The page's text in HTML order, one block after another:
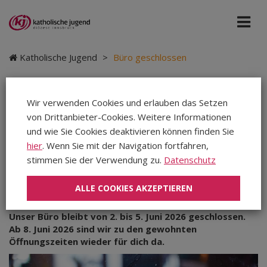
Katholische Jugend > Büro geschlossen
Büro geschlossen
Donnerstag, 28.05.2026 | Katholische Jugend | Teilen
Unser Büro bleibt von 2. bis 5. Juni 2026 geschlossen.
Ab 8. Juni 2026 sind wir zu den gewohnten
Öffnungszeiten wieder für dich da.
Wir verwenden Cookies und erlauben das Setzen
von Drittanbieter-Cookies. Weitere Informationen
und wie Sie Cookies deaktivieren können finden Sie
hier. Wenn Sie mit der Navigation fortfahren,
stimmen Sie der Verwendung zu. Datenschutz
ALLE COOKIES AKZEPTIEREN